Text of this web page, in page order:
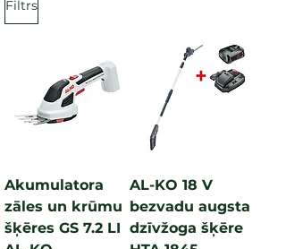
Filtrs
Akumulatora
zāles un krūmu
šķēres GS 7.2 LI
AL-KO 18 V
bezvadu augsta
dzīvžoga šķēre